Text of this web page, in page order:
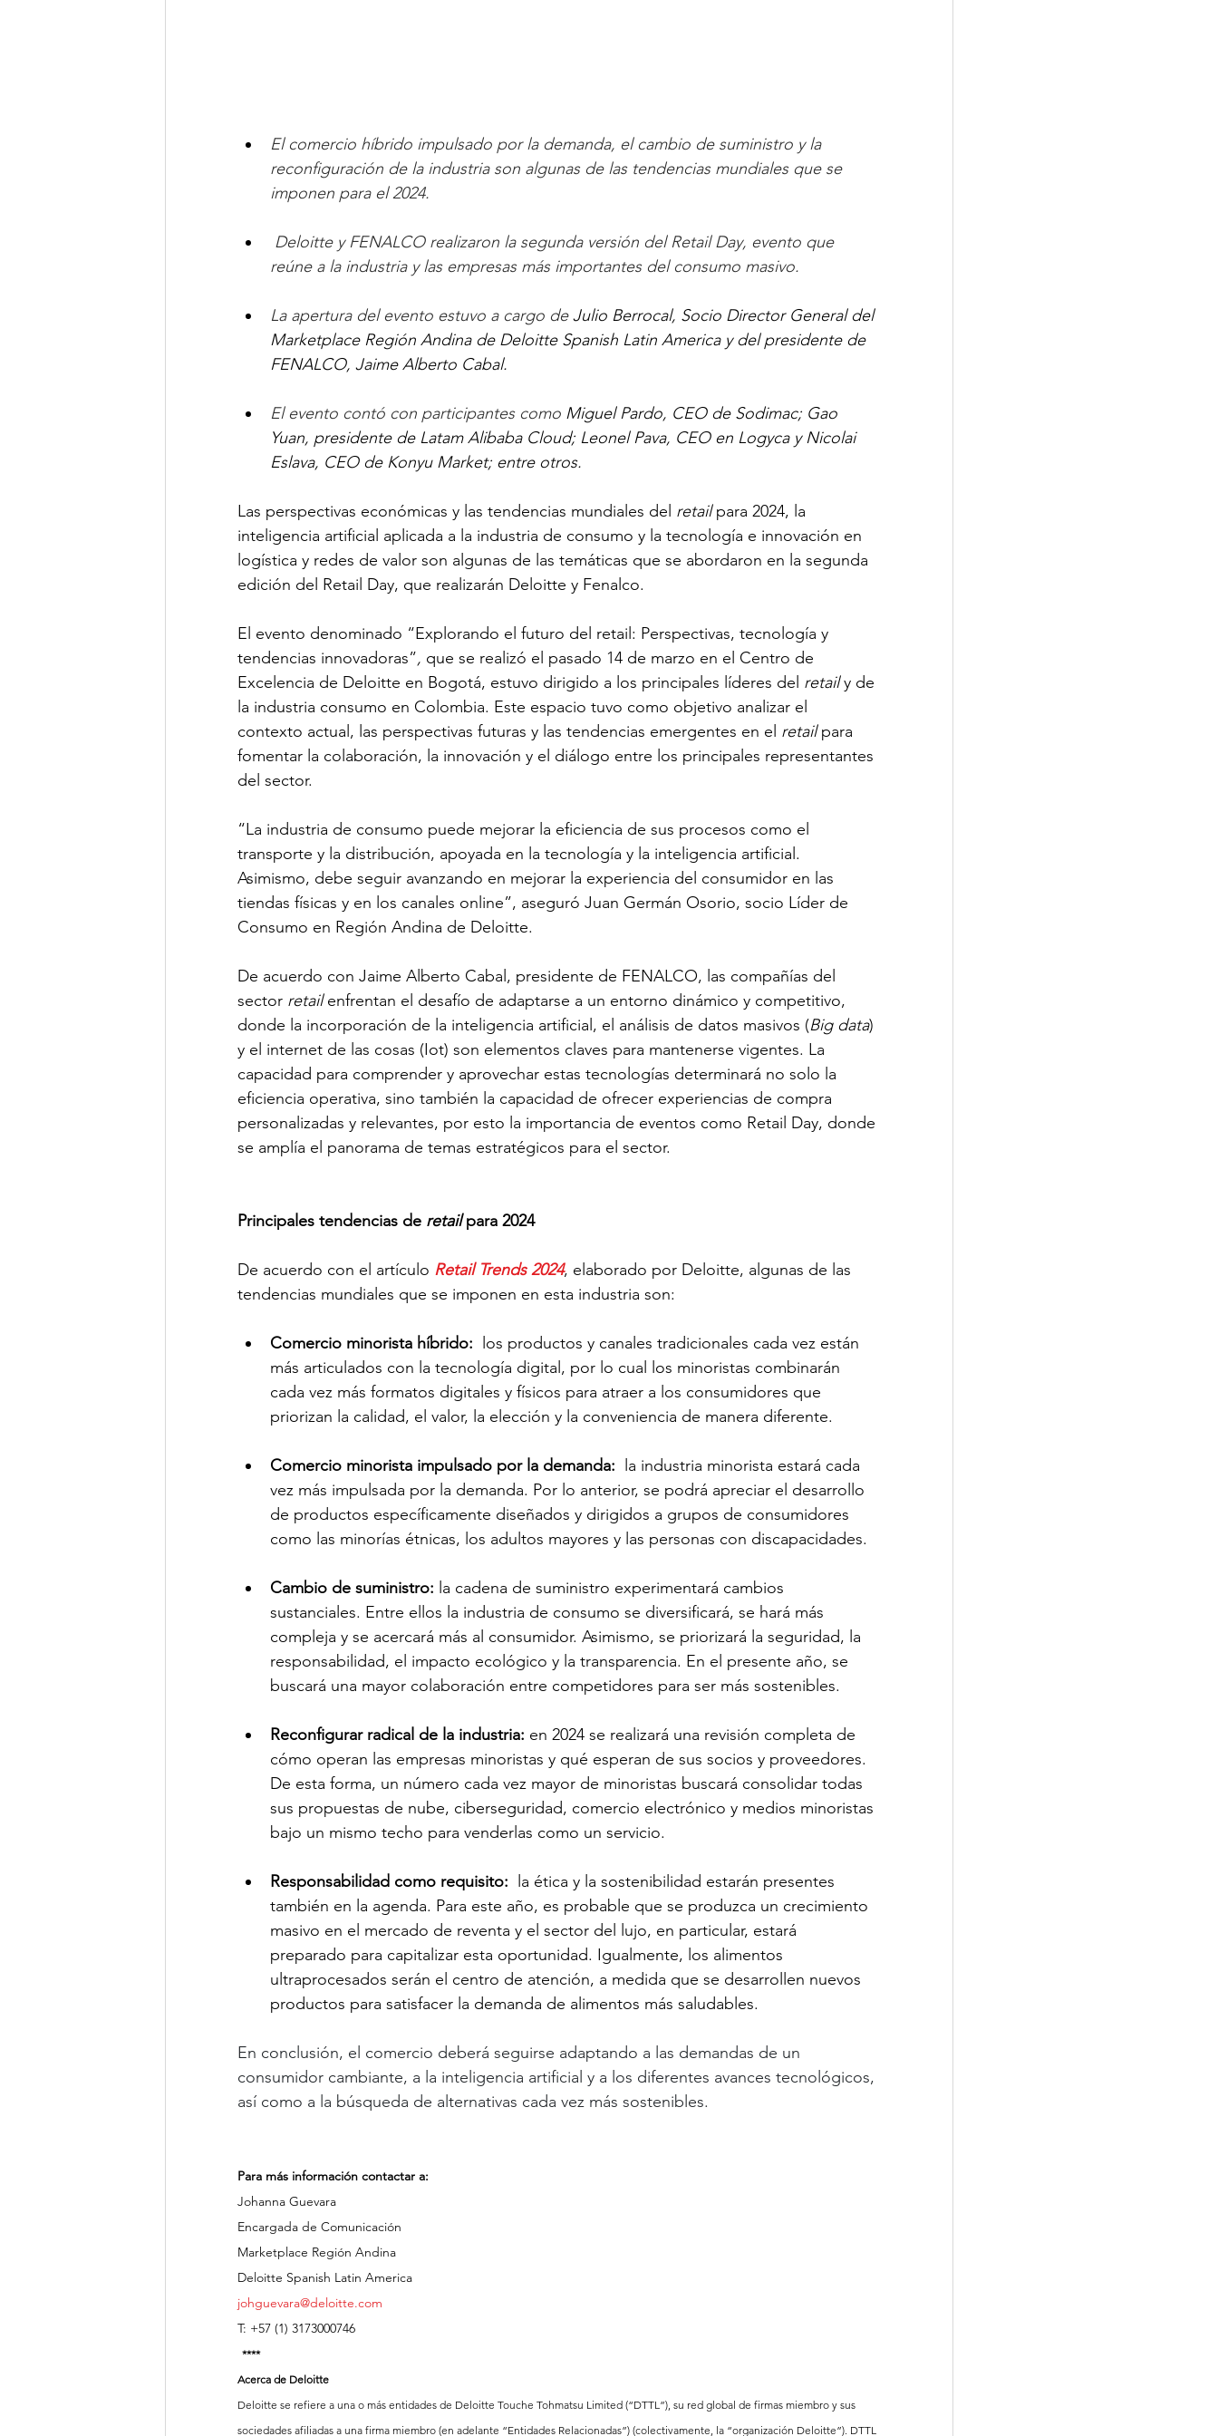
El comercio híbrido impulsado por la demanda, el cambio de suministro y la
reconfiguración de la industria son algunas de las tendencias mundiales que se
imponen para el 2024.
Deloitte y FENALCO realizaron la segunda versión del Retail Day, evento que
reúne a la industria y las empresas más importantes del consumo masivo.
La apertura del evento estuvo a cargo de Julio Berrocal, Socio Director General del
Marketplace Región Andina de Deloitte Spanish Latin America y del presidente de
FENALCO, Jaime Alberto Cabal.
El evento contó con participantes como Miguel Pardo, CEO de Sodimac; Gao
Yuan, presidente de Latam Alibaba Cloud; Leonel Pava, CEO en Logyca y Nicolai
Eslava, CEO de Konyu Market; entre otros.
Las perspectivas económicas y las tendencias mundiales del retail para 2024, la
inteligencia artificial aplicada a la industria de consumo y la tecnología e innovación en
logística y redes de valor son algunas de las temáticas que se abordaron en la segunda
edición del Retail Day, que realizarán Deloitte y Fenalco.
El evento denominado “Explorando el futuro del retail: Perspectivas, tecnología y
tendencias innovadoras”, que se realizó el pasado 14 de marzo en el Centro de
Excelencia de Deloitte en Bogotá, estuvo dirigido a los principales líderes del retail y de
la industria consumo en Colombia. Este espacio tuvo como objetivo analizar el
contexto actual, las perspectivas futuras y las tendencias emergentes en el retail para
fomentar la colaboración, la innovación y el diálogo entre los principales representantes
del sector.
“La industria de consumo puede mejorar la eficiencia de sus procesos como el
transporte y la distribución, apoyada en la tecnología y la inteligencia artificial.
Asimismo, debe seguir avanzando en mejorar la experiencia del consumidor en las
tiendas físicas y en los canales online”, aseguró Juan Germán Osorio, socio Líder de
Consumo en Región Andina de Deloitte.
De acuerdo con Jaime Alberto Cabal, presidente de FENALCO, las compañías del
sector retail enfrentan el desafío de adaptarse a un entorno dinámico y competitivo,
donde la incorporación de la inteligencia artificial, el análisis de datos masivos (Big data)
y el internet de las cosas (Iot) son elementos claves para mantenerse vigentes. La
capacidad para comprender y aprovechar estas tecnologías determinará no solo la
eficiencia operativa, sino también la capacidad de ofrecer experiencias de compra
personalizadas y relevantes, por esto la importancia de eventos como Retail Day, donde
se amplía el panorama de temas estratégicos para el sector.
Principales tendencias de retail para 2024
De acuerdo con el artículo Retail Trends 2024, elaborado por Deloitte, algunas de las
tendencias mundiales que se imponen en esta industria son:
Comercio minorista híbrido: los productos y canales tradicionales cada vez están
más articulados con la tecnología digital, por lo cual los minoristas combinarán
cada vez más formatos digitales y físicos para atraer a los consumidores que
priorizan la calidad, el valor, la elección y la conveniencia de manera diferente.
Comercio minorista impulsado por la demanda: la industria minorista estará cada
vez más impulsada por la demanda. Por lo anterior, se podrá apreciar el desarrollo
de productos específicamente diseñados y dirigidos a grupos de consumidores
como las minorías étnicas, los adultos mayores y las personas con discapacidades.
Cambio de suministro: la cadena de suministro experimentará cambios
sustanciales. Entre ellos la industria de consumo se diversificará, se hará más
compleja y se acercará más al consumidor. Asimismo, se priorizará la seguridad, la
responsabilidad, el impacto ecológico y la transparencia. En el presente año, se
buscará una mayor colaboración entre competidores para ser más sostenibles.
Reconfigurar radical de la industria: en 2024 se realizará una revisión completa de
cómo operan las empresas minoristas y qué esperan de sus socios y proveedores.
De esta forma, un número cada vez mayor de minoristas buscará consolidar todas
sus propuestas de nube, ciberseguridad, comercio electrónico y medios minoristas
bajo un mismo techo para venderlas como un servicio.
Responsabilidad como requisito: la ética y la sostenibilidad estarán presentes
también en la agenda. Para este año, es probable que se produzca un crecimiento
masivo en el mercado de reventa y el sector del lujo, en particular, estará
preparado para capitalizar esta oportunidad. Igualmente, los alimentos
ultraprocesados ​​serán el centro de atención, a medida que se desarrollen nuevos
productos para satisfacer la demanda de alimentos más saludables.
En conclusión, el comercio deberá seguirse adaptando a las demandas de un
consumidor cambiante, a la inteligencia artificial y a los diferentes avances tecnológicos,
así como a la búsqueda de alternativas cada vez más sostenibles.
Para más información contactar a:
Johanna Guevara
Encargada de Comunicación
Marketplace Región Andina
Deloitte Spanish Latin America
johguevara@deloitte.com
T: +57 (1) 3173000746
****
Acerca de Deloitte
Deloitte se refiere a una o más entidades de Deloitte Touche Tohmatsu Limited (“DTTL”), su red global de firmas miembro y sus
sociedades afiliadas a una firma miembro (en adelante “Entidades Relacionadas”) (colectivamente, la “organización Deloitte”). DTTL